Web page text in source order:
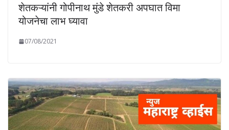
शेतकऱ्यांनी गोपीनाथ मुंडे शेतकरी अपघात विमा
योजनेचा लाभ घ्यावा
07/08/2021